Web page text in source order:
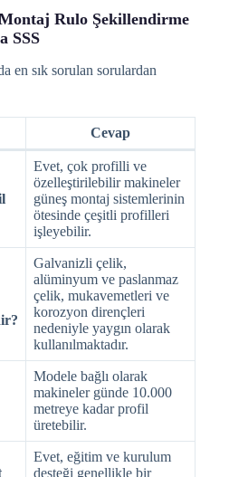
Rulo Şekillendirme
SSS
en sık sorulan sorulardan
Cevap
Evet, çok profilli ve
özelleştirilebilir makineler
güneş montaj sistemlerinin
ötesinde çeşitli profilleri
işleyebilir.
Galvanizli çelik,
alüminyum ve paslanmaz
çelik, mukavemetleri ve
korozyon dirençleri
nedeniyle yaygın olarak
kullanılmaktadır.
Modele bağlı olarak
makineler günde 10.000
metreye kadar profil
üretebilir.
Evet, eğitim ve kurulum
desteği genellikle bir